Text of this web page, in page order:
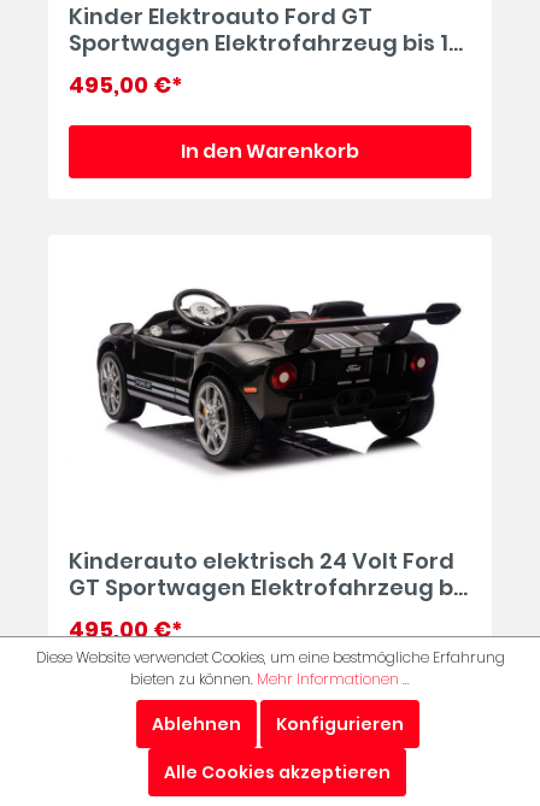
Kinder Elektroauto Ford GT
Sportwagen Elektrofahrzeug bis 13
km/h in blau 24 Volt
495,00 €*
In den Warenkorb
Kinderauto elektrisch 24 Volt Ford
GT Sportwagen Elektrofahrzeug bis
13 km/h in schwarz
495,00 €*
In den Warenkorb
Diese Website verwendet Cookies, um eine bestmögliche Erfahrung
bieten zu können. Mehr Informationen ...
Ablehnen
Konfigurieren
Alle Cookies akzeptieren